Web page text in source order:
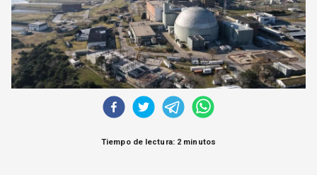
CONTACTO
Tiempo de lectura: 2 minutos